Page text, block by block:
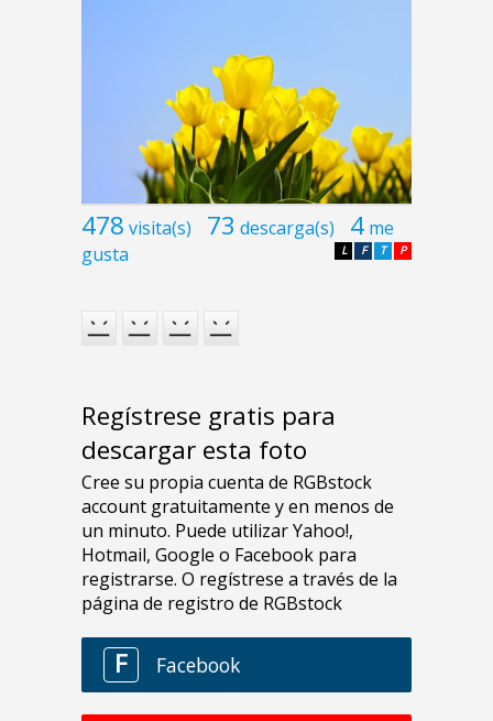
478 visita(s) 73 descarga(s) 4 me
gusta
P
T
F
L
Regístrese gratis para
descargar esta foto